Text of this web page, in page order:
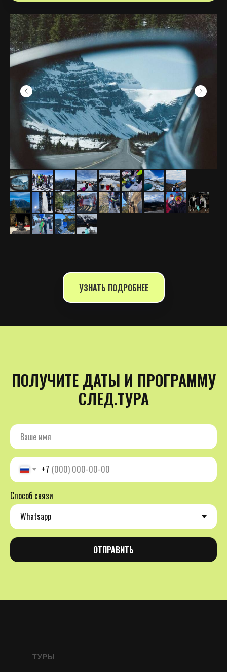
УЗНАТЬ ПОДРОБНЕЕ
ПОЛУЧИТЕ ДАТЫ И ПРОГРАММУ
СЛЕД.ТУРА
+7
Способ связи
ОТПРАВИТЬ
ТУРЫ